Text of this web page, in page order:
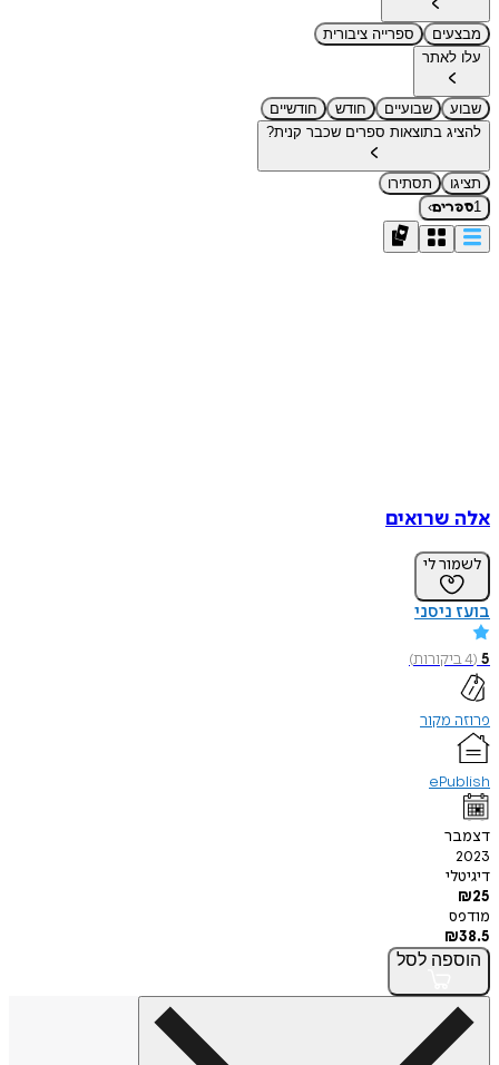
מבצעים
ספרייה ציבורית
עלו לאתר
שבוע שבועיים חודש
חודשיים
להציג בתוצאות ספרים שכבר קנית?
תציגו
תסתירו
1ספרים›
אלה שרואים
לשמור לי
בועז ניסני
5
(
4ביקורות)
פרוזה מקור
ePublish
דצמבר
2023
דיגיטלי
₪25
מודפס
₪38.5
הוספה לסל